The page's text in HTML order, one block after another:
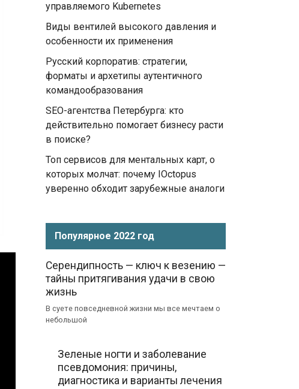
управляемого Kubernetes
Виды вентилей высокого давления и
особенности их применения
Русский корпоратив: стратегии,
форматы и архетипы аутентичного
командообразования
SEO-агентства Петербурга: кто
действительно помогает бизнесу расти
в поиске?
Топ сервисов для ментальных карт, о
которых молчат: почему IOctopus
уверенно обходит зарубежные аналоги
Популярное 2022 год
Серендипность — ключ к везению —
тайны притягивания удачи в свою
жизнь
В суете повседневной жизни мы все мечтаем о
небольшой
Зеленые ногти и заболевание
псевдомония: причины,
диагностика и варианты лечения